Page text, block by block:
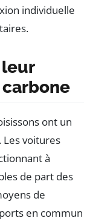
individuelle
ont un
. Les voitures
à
de part des
de
en commun